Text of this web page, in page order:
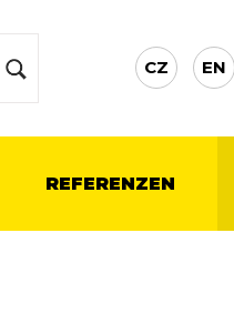
CZ EN
REFERENZEN